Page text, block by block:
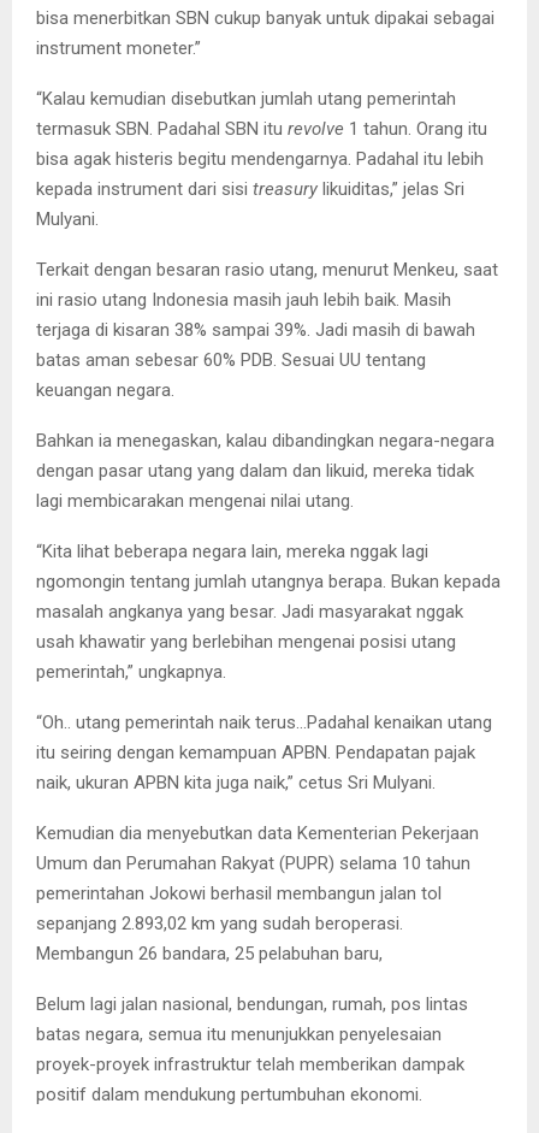
bisa menerbitkan SBN cukup banyak untuk dipakai sebagai
instrument moneter.”
“Kalau kemudian disebutkan jumlah utang pemerintah
termasuk SBN. Padahal SBN itu revolve 1 tahun. Orang itu
bisa agak histeris begitu mendengarnya. Padahal itu lebih
kepada instrument dari sisi treasury likuiditas,” jelas Sri
Mulyani.
Terkait dengan besaran rasio utang, menurut Menkeu, saat
ini rasio utang Indonesia masih jauh lebih baik. Masih
terjaga di kisaran 38% sampai 39%. Jadi masih di bawah
batas aman sebesar 60% PDB. Sesuai UU tentang
keuangan negara.
Bahkan ia menegaskan, kalau dibandingkan negara-negara
dengan pasar utang yang dalam dan likuid, mereka tidak
lagi membicarakan mengenai nilai utang.
“Kita lihat beberapa negara lain, mereka nggak lagi
ngomongin tentang jumlah utangnya berapa. Bukan kepada
masalah angkanya yang besar. Jadi masyarakat nggak
usah khawatir yang berlebihan mengenai posisi utang
pemerintah,” ungkapnya.
“Oh.. utang pemerintah naik terus…Padahal kenaikan utang
itu seiring dengan kemampuan APBN. Pendapatan pajak
naik, ukuran APBN kita juga naik,” cetus Sri Mulyani.
Kemudian dia menyebutkan data Kementerian Pekerjaan
Umum dan Perumahan Rakyat (PUPR) selama 10 tahun
pemerintahan Jokowi berhasil membangun jalan tol
sepanjang 2.893,02 km yang sudah beroperasi.
Membangun 26 bandara, 25 pelabuhan baru,
Belum lagi jalan nasional, bendungan, rumah, pos lintas
batas negara, semua itu menunjukkan penyelesaian
proyek-proyek infrastruktur telah memberikan dampak
positif dalam mendukung pertumbuhan ekonomi.